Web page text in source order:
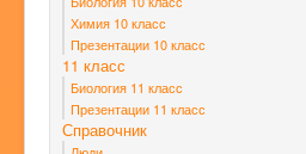
Химия 10 класс
Презентации 10 класс
11 класс
Биология 11 класс
Презентации 11 класс
Справочник